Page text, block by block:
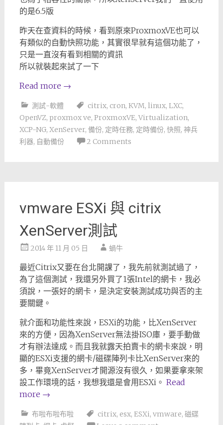
的是6.5版
昨天在查資料的時候，看到原來ProxmoxVE也可以
有類似的自動快照功能，其實很早就有這個功能了，
只是一直沒有看到相關的資訊
所以就裝起來試了一下
Read more →
測試-軟體 citrix, cron, KVM, linux, LXC,
OpenVZ, proxmox ve, ProxmoxVE, Virtualization,
XCP-NG, XenServer, 備份, 定時任務, 定時備份, 快照, 神兵
利器, 自動備份 2 Comments
vmware ESXi 與 citrix
XenServer測試
2014 年 11 月 05 日 蝸牛
最近Citrix又要在台北開課了，我先前就測試過了，
為了這個測試，我還另外買了1張Intel的網卡，我必
須說，一張好的網卡，是決定安裝測試成功與否的主
要關鍵。
就介面和功能性來說，ESXi的功能，比XenServer
來的方便，因為XenServer無法掛ISO庫，要手動做
才有辦法達成。而且我就露天拍賣卡的網卡來說，明
顯的ESXi支援的網卡/磁碟陣列卡比XenServer來的
多，畢竟XenServer才開源沒有很久，如果要拿來架
設工作環境的話，我想我還是會用ESXi。 Read
more →
布啦布啦布啦 citrix, esx, ESXi, vmware, 磁碟